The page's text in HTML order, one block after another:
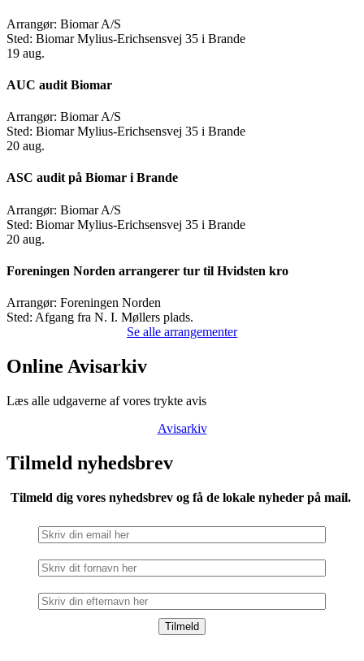
Arrangør: Biomar A/S
Sted: Biomar Mylius-Erichsensvej 35 i Brande
19 aug.
AUC audit Biomar
Arrangør: Biomar A/S
Sted: Biomar Mylius-Erichsensvej 35 i Brande
20 aug.
ASC audit på Biomar i Brande
Arrangør: Biomar A/S
Sted: Biomar Mylius-Erichsensvej 35 i Brande
20 aug.
Foreningen Norden arrangerer tur til Hvidsten kro
Arrangør: Foreningen Norden
Sted: Afgang fra N. I. Møllers plads.
Se alle arrangementer
Online Avisarkiv
Læs alle udgaverne af vores trykte avis
Avisarkiv
Tilmeld nyhedsbrev
Tilmeld dig vores nyhedsbrev og få de lokale nyheder på mail.